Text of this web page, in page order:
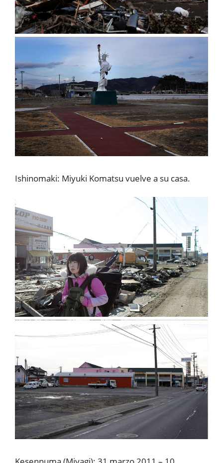
Ishinomaki: Miyuki Komatsu vuelve a su casa.